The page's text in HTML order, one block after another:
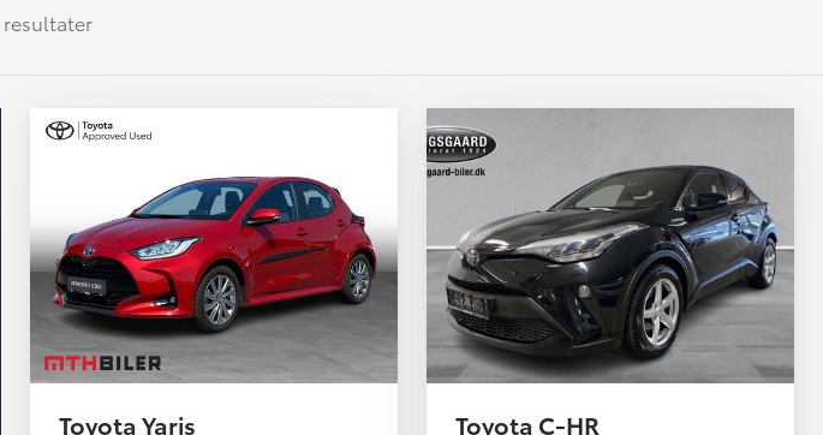
resultater
Toyota Yaris Toyota C-HR